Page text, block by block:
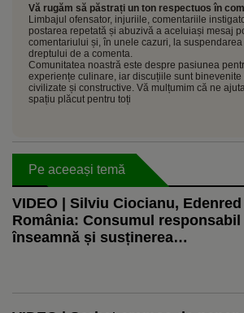
Vă rugăm să păstrați un ton respectuos în
Limbajul ofensator, injuriile, comentariile
postarea repetată și abuzivă a aceluiași mesaj
comentariului și, în unele cazuri, la
dreptului de a comenta.
Comunitatea noastră este despre pasiunea
experiențe culinare, iar discuțiile sunt binevenite
civilizate și constructive. Vă mulțumim că ne
spațiu plăcut pentru toți
Pe aceeași temă
VIDEO | Silviu Ciocianu, Edenred
România: Consumul responsabil
înseamnă și susținerea
a cererii pentru produse locale